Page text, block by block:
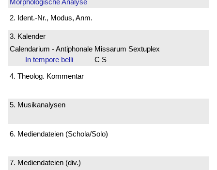
Morphologische Analyse
2. Ident.-Nr., Modus, Anm.
3. Kalender
Calendarium - Antiphonale Missarum Sextuplex
In tempore belli
C S
4. Theolog. Kommentar
5. Musikanalysen
6. Mediendateien (Schola/Solo)
7. Mediendateien (div.)